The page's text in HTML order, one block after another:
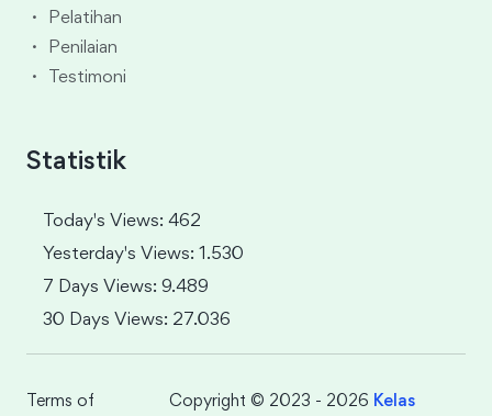
Pelatihan
Penilaian
Testimoni
Statistik
Today's Views: 462
Yesterday's Views: 1.530
7 Days Views: 9.489
30 Days Views: 27.036
Terms of Copyright © 2023 - 2026 Kelas